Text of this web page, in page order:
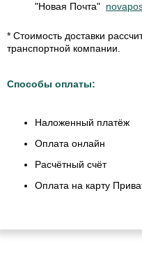
"Новая Почта"
* Стоимость доставки
транспортной компании.
Способы оплаты:
Наложенный платёж
Оплата онлайн
Расчётный счёт
Оплата на карту